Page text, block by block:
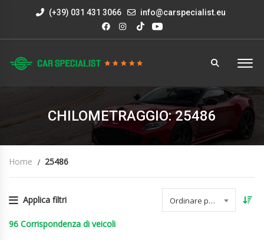
(+39) 031 431 3066 info@carspecialist.eu
CHILOMETRAGGIO: 25486
Home 25486
Applica filtri Ordinare per data
96 Corrispondenza di veicoli